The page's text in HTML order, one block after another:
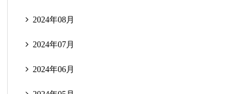
2024年08月
2024年07月
2024年06月